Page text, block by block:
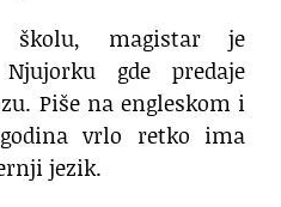
magistar je
gde predaje
Piše na engleskom i
vrlo retko ima
jezik.